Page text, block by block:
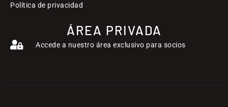
Política de privacidad
ÁREA PRIVADA
Accede a nuestro área exclusivo para socios